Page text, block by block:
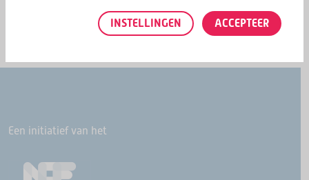
INSTELLINGEN ACCEPTEER
Een initiatief van het